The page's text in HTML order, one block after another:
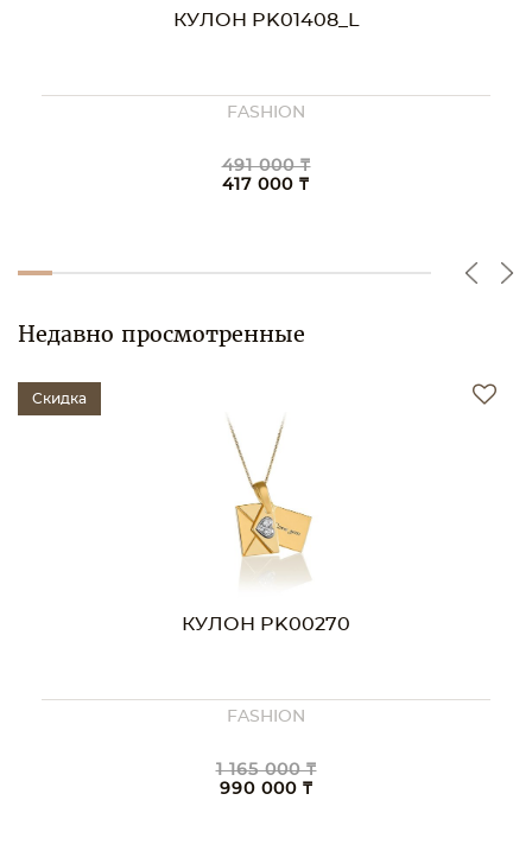
КУЛОН PK01408
FASHION
557 000 ₸
473 000 ₸
Недавно просмотренные
Скидка
КУЛОН PK00270
FASHION
1 165 000 ₸
990 000 ₸